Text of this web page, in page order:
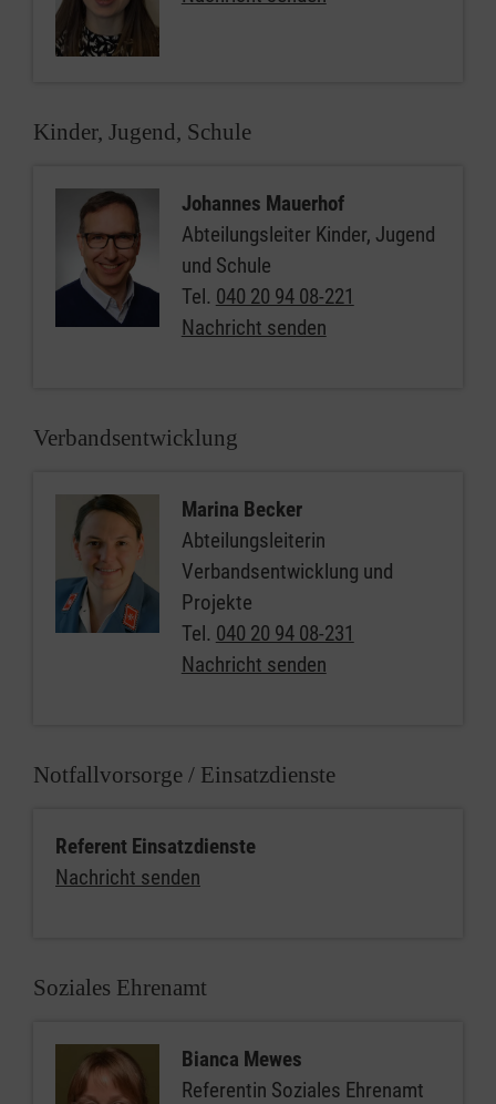
Kinder, Jugend, Schule
Johannes Mauerhof
Abteilungsleiter Kinder, Jugend
und Schule
Tel. 040 20 94 08-221
Nachricht senden
Verbandsentwicklung
Marina Becker
Abteilungsleiterin
Verbandsentwicklung und
Projekte
Tel. 040 20 94 08-231
Nachricht senden
Notfallvorsorge / Einsatzdienste
Referent Einsatzdienste
Nachricht senden
Soziales Ehrenamt
Bianca Mewes
Referentin Soziales Ehrenamt